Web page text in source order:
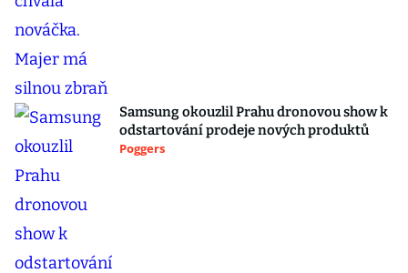
Samsung okouzlil Prahu dronovou show k
odstartování prodeje nových produktů
Poggers